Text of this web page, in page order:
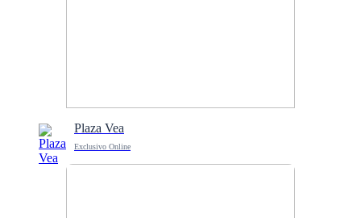
Plaza Vea
Exclusivo Online